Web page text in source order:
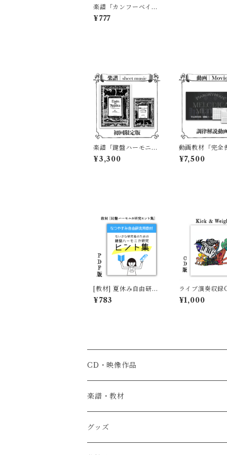
楽譜「カンフーベイビ
ー」
¥777
楽譜「鍵盤ハーモニカ
のためのエチュード 集
〜44鍵で奏でる13
¥3,300
動画教材「完全
版！鍵盤ハーモ
律マニュアル」
¥7,500
[教材] 夏休み自由研究
用教材「親子で共に考
える！小さな研究者の
¥783
ライブ演奏収
「Kick &
テドラルマスキ
¥1,000
CD・映像作品
楽譜・教材
グッズ